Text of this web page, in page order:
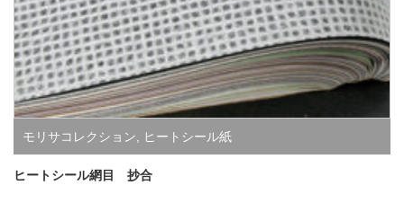
モリサコレクション, ヒートシール紙
ヒートシール網目 抄合